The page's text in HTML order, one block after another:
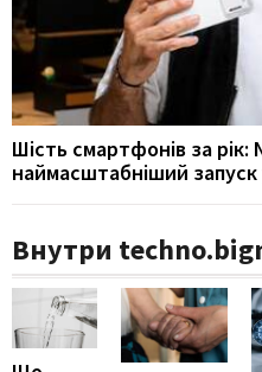
Шість смартфонів за рік:
наймасштабніший запуск
Внутри